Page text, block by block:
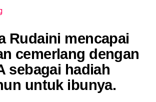
Rudaini mencapai
cemerlang dengan
sebagai hadiah
untuk ibunya.